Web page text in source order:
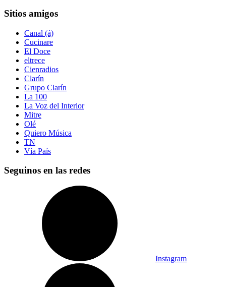
Sitios amigos
Canal (á)
Cucinare
El Doce
eltrece
Cienradios
Clarín
Grupo Clarín
La 100
La Voz del Interior
Mitre
Olé
Quiero Música
TN
Vía País
Seguinos en las redes
Instagram